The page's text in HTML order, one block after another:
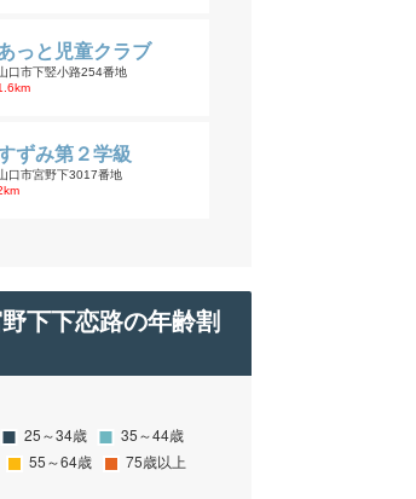
っと児童クラブ
口市下竪小路254番地
ずみ第２学級
口市宮野下3017番地
下下恋路の年齢割